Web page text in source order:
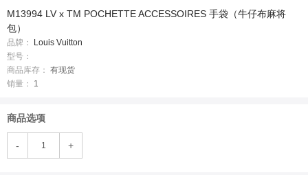
M13994 LV x TM POCHETTE ACCESSOIRES 手袋（牛仔布麻将
包）
品牌：
Louis Vuitton
型号：
商品库存： 有现货
销量：
1
商品选项
- +